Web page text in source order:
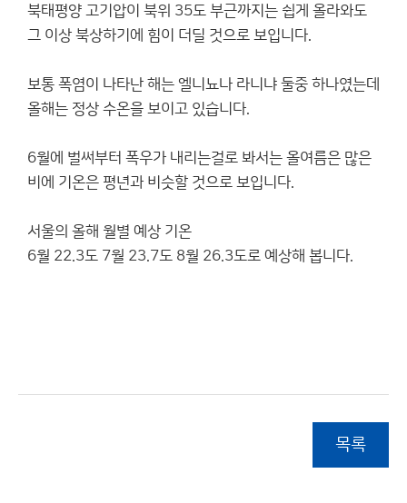
북태평양 고기압이 북위 35도 부근까지는 쉽게 올라와도
그 이상 북상하기에 힘이 더딜 것으로 보입니다.
보통 폭염이 나타난 해는 엘니뇨나 라니냐 둘중 하나였는데
올해는 정상 수온을 보이고 있습니다.
6월에 벌써부터 폭우가 내리는걸로 봐서는 올여름은 많은
비에 기온은 평년과 비슷할 것으로 보입니다.
서울의 올해 월별 예상 기온
6월 22.3도 7월 23.7도 8월 26.3도로 예상해 봅니다.
목록